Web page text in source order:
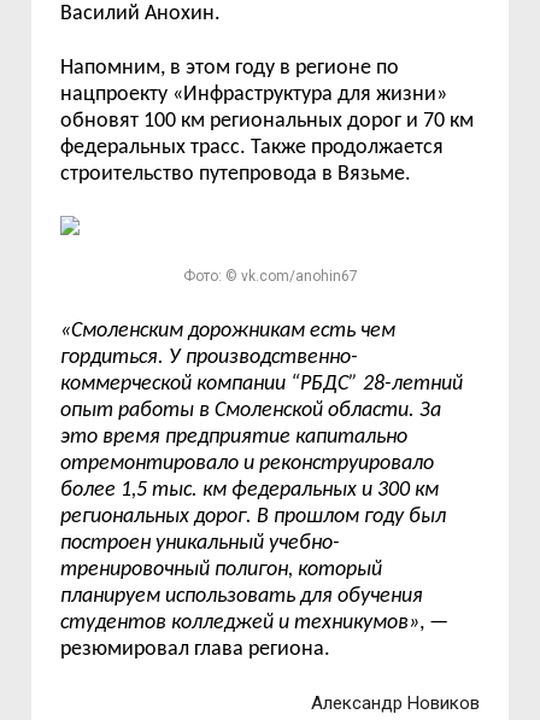
Василий Анохин.
Напомним, в этом году в регионе по
нацпроекту «Инфраструктура для жизни»
обновят 100 км региональных дорог и 70 км
федеральных трасс.Также продолжается
строительство путепровода в Вязьме.
Фото: © vk.com/anohin67
«Смоленским дорожникам есть чем
гордиться. У производственно-
коммерческой компании “РБДС” 28-летний
опыт работы в Смоленской области. За
это время предприятие капитально
отремонтировало и реконструировало
более 1,5тыс. км федеральных и 300 км
региональных дорог. В прошлом году был
построен уникальный учебно-
тренировочный полигон, который
планируем использовать для обучения
студентов колледжей и техникумов», —
резюмировал глава региона.
Александр Новиков